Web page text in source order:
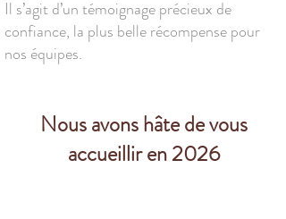
Il s’agit d’un témoignage précieux de
confiance, la plus belle récompense pour
nos équipes.
Nous avons hâte de vous
accueillir en 2026